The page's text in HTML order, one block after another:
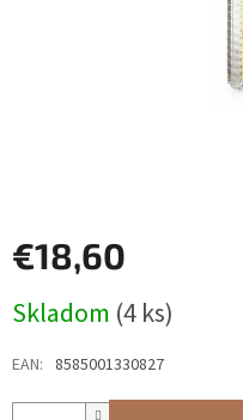
€18,60
cena:
Skladom (4 ks)
EAN: 8585001330827